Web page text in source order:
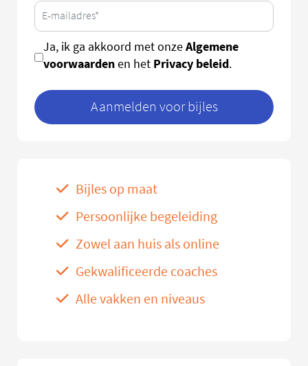
Ja, ik ga akkoord met onzeAlgemene
voorwaardenen het Privacy beleid.
Aanmelden voor bijles
Bijles op maat
Persoonlijke begeleiding
Zowel aan huis als online
Gekwalificeerde coaches
Alle vakken en niveaus